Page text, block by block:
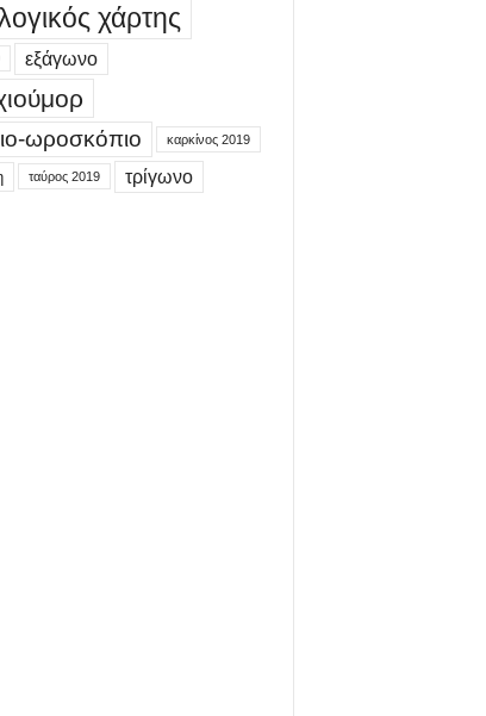
χάρτης
εξάγωνο
ωροσκόπιο καρκίνος 2019
ταύρος 2019 τρίγωνο